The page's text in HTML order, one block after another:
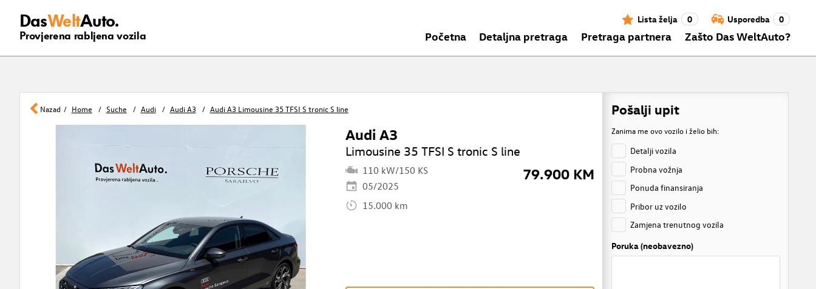
DasWeltAuto.
Provjerena rabljena vozila
Lista želja 0 Usporedba 0
Početna Detaljna pretraga Pretraga partnera Zašto Das WeltAuto?
Nazad Home Suche Audi Audi A3 Audi A3 Limousine 35 TFSI S tronic S line
Audi A3
Limousine 35 TFSI S tronic S line
110 kW/150 KS
05/2025
15.000 km
79.900 KM
Pošalji upit
Zanima me ovo vozilo i želio bih:
Detalji vozila
Probna vožnja
Ponuda finansiranja
Pribor uz vozilo
Zamjena trenutnog vozila
Poruka (neobavezno)